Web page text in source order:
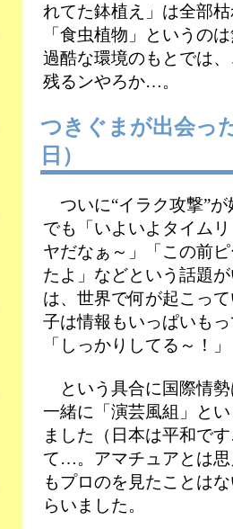
れてた鉢植え」は全部
「食虫植物」というの
過酷な環境のもとでは
残るンやろか…。
つきぐまが出会っ
日）
ついに“イラク攻撃”が
でも「いよいよタイム
ヤだなぁ～」「この前
たよ」などという話題
は、世界で何が起こっ
子は情報もいっぱいも
「しっかりしてる～！
という具合に国際情勢
一緒に「演芸風組」と
ました（日本は平和で
て…。アマチュアとは
もプロのを見たことは
らいました。